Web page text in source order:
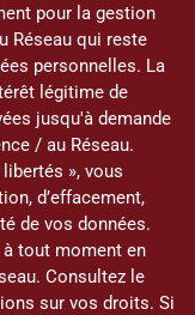
pour la gestion
Réseau qui reste
personnelles. La
légitime de
jusqu'à demande
/ au Réseau.
», vous
d’effacement,
de vos données.
tout moment en
Consultez le
sur vos droits. Si